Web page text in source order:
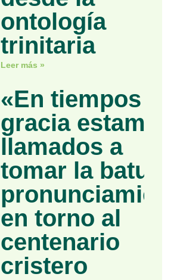
ontología
trinitaria
Leer más »
«En tiempos de
gracia estamos
llamados a
tomar la
en torno al
centenario
cristero